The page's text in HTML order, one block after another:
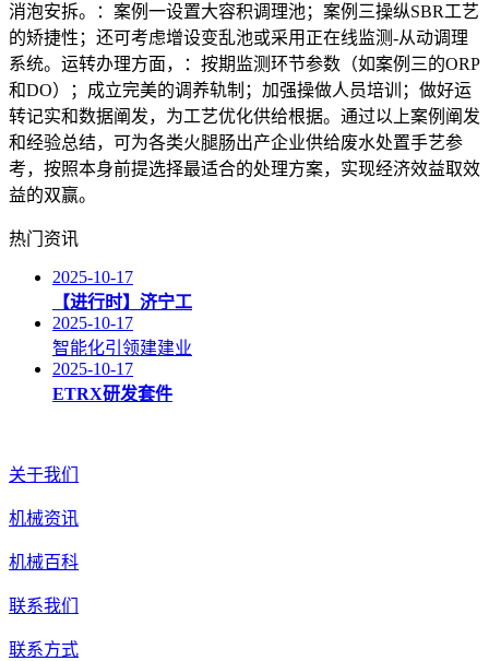
消泡安拆。：案例一设置大容积调理池；案例三操纵SBR工艺
的矫捷性；还可考虑增设变乱池或采用正在线监测-从动调理
系统。运转办理方面，：按期监测环节参数（如案例三的ORP
和DO）；成立完美的调养轨制；加强操做人员培训；做好运
转记实和数据阐发，为工艺优化供给根据。通过以上案例阐发
和经验总结，可为各类火腿肠出产企业供给废水处置手艺参
考，按照本身前提选择最适合的处理方案，实现经济效益取效
益的双赢。
热门资讯
2025-10-17
【进行时】济宁工
2025-10-17
智能化引领建建业
2025-10-17
ETRX研发套件
关于我们
机械资讯
机械百科
联系我们
联系方式